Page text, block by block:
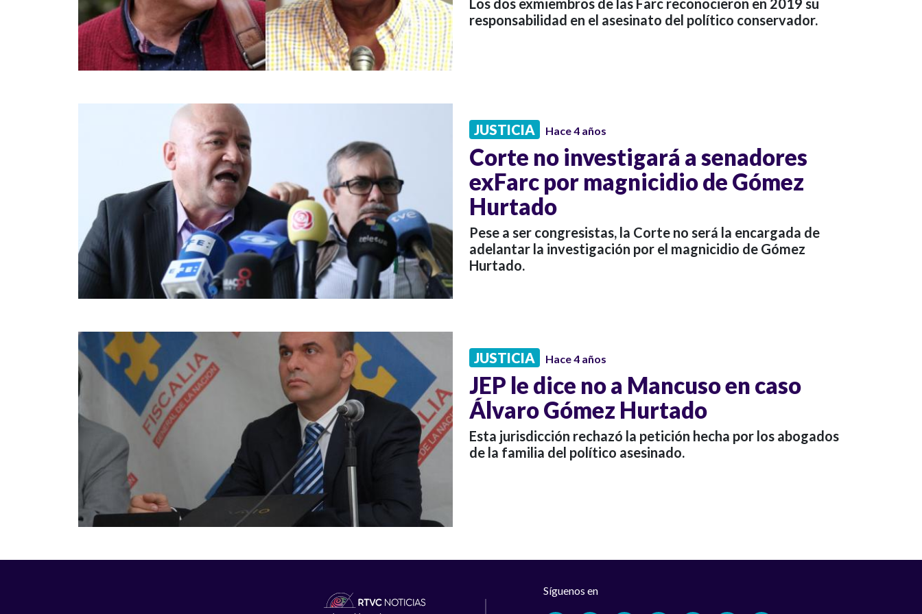
Los dos exmiembros de las Farc reconocieron en 2019 su
responsabilidad en el asesinato del político conservador.
JUSTICIA Hace 4 años
Corte no investigará a senadores
exFarc por magnicidio de Gómez
Hurtado
Pese a ser congresistas, la Corte no será la encargada de
adelantar la investigación por el magnicidio de Gómez
Hurtado.
JUSTICIA Hace 4 años
JEP le dice no a Mancuso en caso
Álvaro Gómez Hurtado
Esta jurisdicción rechazó la petición hecha por los abogados
de la familia del político asesinado.
Síguenos en